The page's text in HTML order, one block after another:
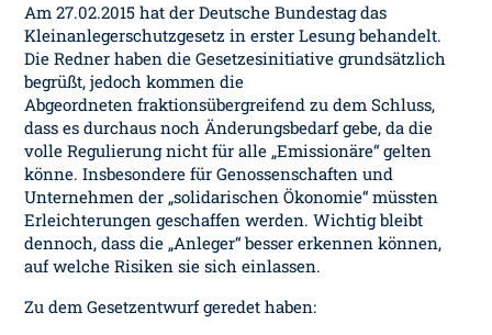
Am 27.02.2015 hat der Deutsche Bundestag das
Kleinanlegerschutzgesetz in erster Lesung behandelt.
Die Redner haben die Gesetzesinitiative grundsätzlich
begrüßt, jedoch kommen die
Abgeordneten fraktionsübergreifend zu dem Schluss,
dass es durchaus noch Änderungsbedarf gebe, da die
volle Regulierung nicht für alle „Emissionäre“ gelten
könne. Insbesondere für Genossenschaften und
Unternehmen der „solidarischen Ökonomie“ müssten
Erleichterungen geschaffen werden. Wichtig bleibt
dennoch, dass die „Anleger“ besser erkennen können,
auf welche Risiken sie sich einlassen.
Zu dem Gesetzentwurf geredet haben: